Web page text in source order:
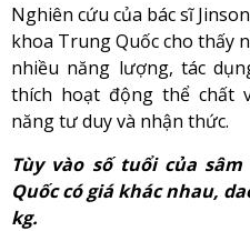
Nghiên cứu của bác sĩ
khoa Trung Quốc cho thấy
nhiều năng lượng, tác
thích hoạt động thể chất
năng tư duy và nhận thức.
Tùy vào số tuổi của
Quốc có giá khác nhau,
kg.